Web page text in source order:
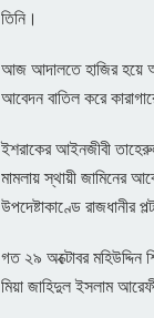
তিনি।
আজ আদালতে হাজির হয়ে
আবেদন বাতিল করে
ইশরাকের আইনজীবী
মামলায় স্থায়ী জামিনের
উপদেষ্টাকাণ্ডে রাজধানীর
গত ২৯ অক্টোবর মহিউদ্দিন
মিয়া জাহিদুল ইসলাম